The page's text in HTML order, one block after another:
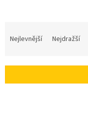
í
Nejlevnější Nejdražší